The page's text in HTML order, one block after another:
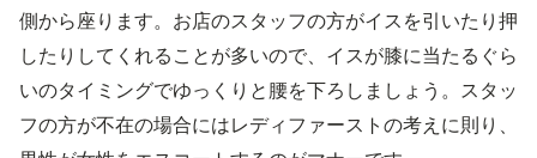
側から座ります。お店のスタッフの方がイスを引いたり押
したりしてくれることが多いので、イスが膝に当たるぐら
いのタイミングでゆっくりと腰を下ろしましょう。スタッ
フの方が不在の場合にはレディファーストの考えに則り、